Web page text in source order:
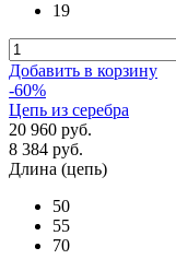
19
Добавить в корзину
-60%
Цепь из серебра
20 960 руб.
8 384 руб.
Длина (цепь)
50
55
70